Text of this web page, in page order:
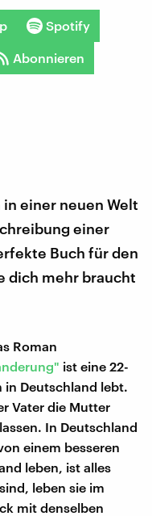
Spotify
Abonnieren
einer neuen Welt
einer
Buch für den
dich mehr braucht
Roman
ist eine 22-
in Deutschland lebt.
Vater die Mutter
In Deutschland
einem besseren
leben, ist alles
leben sie im
mit denselben